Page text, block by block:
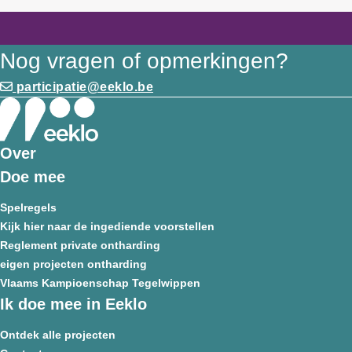
Nog vragen of opmerkingen?
participatie@eeklo.be
Over
Doe mee
Spelregels
Kijk hier naar de ingediende voorstellen
Reglement private ontharding
eigen projecten ontharding
Vlaams Kampioenschap Tegelwippen
Ik doe mee in Eeklo
Ontdek alle projecten